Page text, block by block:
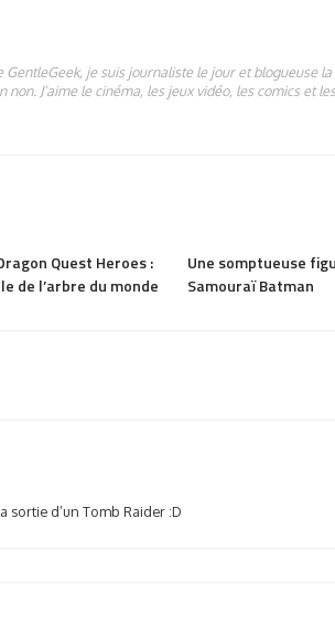
GentleGeek, je suis journaliste le jour et blogueuse
J’aime le cinéma, les jeux vidéo, les comics et
Quest Heroes :
de l’arbre du monde
Une somptueuse
Samouraï Batman
sortie d’un Tomb Raider :D